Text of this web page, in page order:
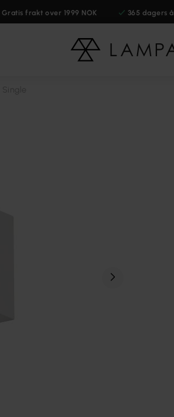
Gratis frakt over 1999 NOK 365 dagers